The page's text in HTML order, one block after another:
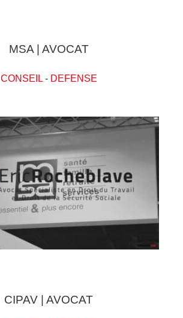
MSA | AVOCAT
CONSEIL- DEFENSE
CIPAV | AVOCAT